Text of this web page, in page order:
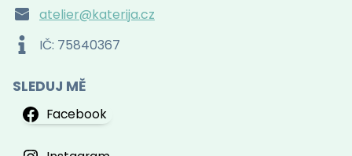
atelier@katerija.cz
IČ: 75840367
SLEDUJ MĚ
Facebook